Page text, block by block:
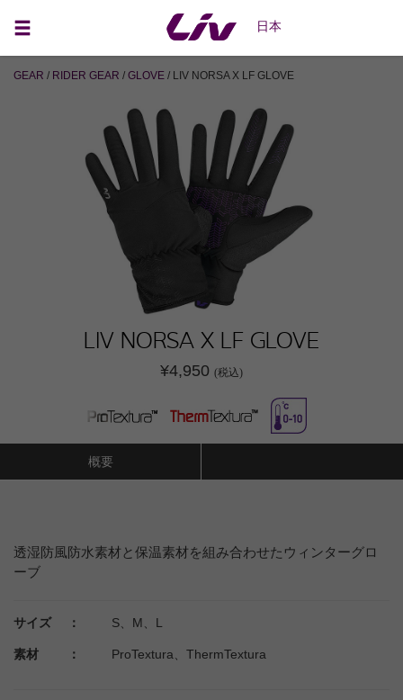
日本
GEAR / RIDER GEAR / GLOVE / LIV NORSA X LF GLOVE
LIV NORSA X LF GLOVE
¥4,950 (税込)
概要
透湿防風防水素材と保温素材を組み合わせたウィンターグロ
ーブ
サイズ ： S、M、L
素材 ： ProTextura、ThermTextura